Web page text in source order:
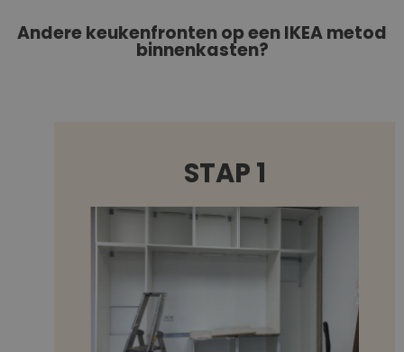
Andere keukenfronten op een IKEA metod
binnenkasten?
STAP 1